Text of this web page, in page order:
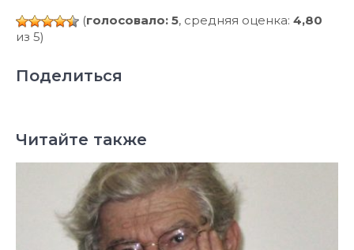
(голосовало: 5, средняя оценка: 4,80
из 5)
Поделиться
Читайте также